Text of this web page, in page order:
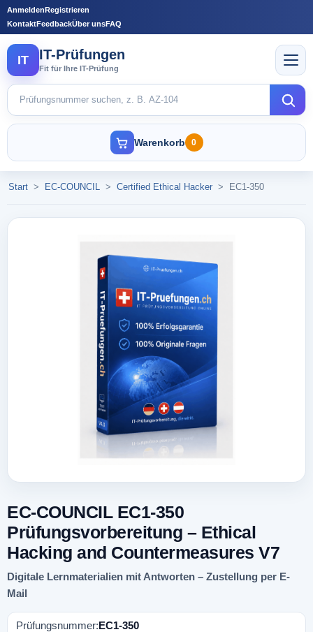
AnmeldenRegistrieren
KontaktFeedbackÜber unsFAQ
IT IT-Prüfungen
Fit für Ihre IT-Prüfung
Warenkorb 0
Start > EC-COUNCIL > Certified Ethical Hacker > EC1-350
EC-COUNCIL EC1-350
Prüfungsvorbereitung – Ethical
Hacking and Countermeasures V7
Digitale Lernmaterialien mit Antworten – Zustellung per E-
Mail
Prüfungsnummer:EC1-350